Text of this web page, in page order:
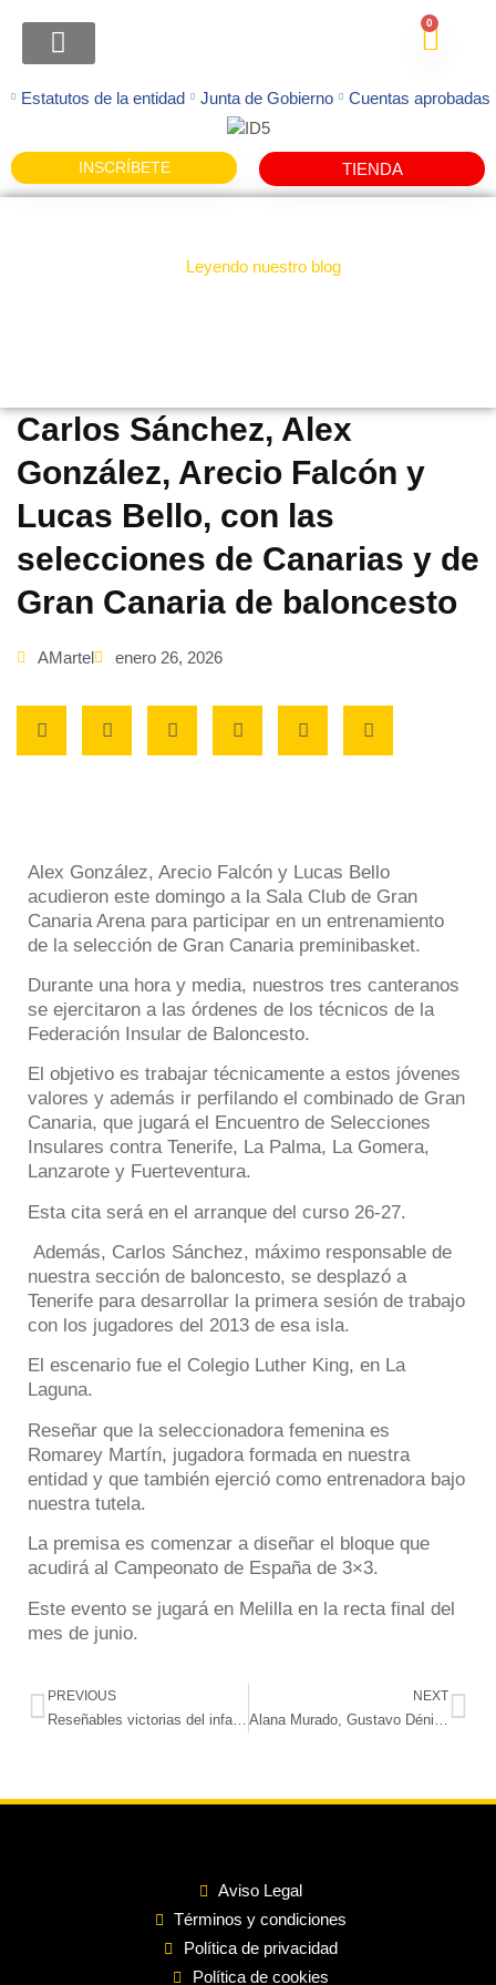
0
Estatutos de la entidad Junta de Gobierno Cuentas aprobadas
INSCRÍBETE TIENDA
Leyendo nuestro blog
Carlos Sánchez, Alex
González, Arecio Falcón y
Lucas Bello, con las
selecciones de Canarias y de
Gran Canaria de baloncesto
AMartel enero 26, 2026
Alex González, Arecio Falcón y Lucas Bello
acudieron este domingo a la Sala Club de Gran
Canaria Arena para participar en un entrenamiento
de la selección de Gran Canaria preminibasket.
Durante una hora y media, nuestros tres canteranos
se ejercitaron a las órdenes de los técnicos de la
Federación Insular de Baloncesto.
El objetivo es trabajar técnicamente a estos jóvenes
valores y además ir perfilando el combinado de Gran
Canaria, que jugará el Encuentro de Selecciones
Insulares contra Tenerife, La Palma, La Gomera,
Lanzarote y Fuerteventura.
Esta cita será en el arranque del curso 26-27.
Además, Carlos Sánchez, máximo responsable de
nuestra sección de baloncesto, se desplazó a
Tenerife para desarrollar la primera sesión de trabajo
con los jugadores del 2013 de esa isla.
El escenario fue el Colegio Luther King, en La
Laguna.
Reseñar que la seleccionadora femenina es
Romarey Martín, jugadora formada en nuestra
entidad y que también ejerció como entrenadora bajo
nuestra tutela.
La premisa es comenzar a diseñar el bloque que
acudirá al Campeonato de España de 3×3.
Este evento se jugará en Melilla en la recta final del
mes de junio.
PREVIOUS
Reseñables victorias del infantil y del júnior autonómico de baloncesto
NEXT
Alana Murado, Gustavo Déniz y Carlos Martín entran en el listado de la selección de Gran Canaria Sub12 para el Torneo Provincial de Fútbol
Aviso Legal
Términos y condiciones
Política de privacidad
Política de cookies